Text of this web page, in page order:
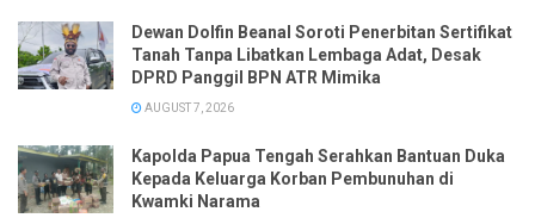
Dewan Dolfin Beanal Soroti Penerbitan Sertifikat
Tanah Tanpa Libatkan Lembaga Adat, Desak
DPRD Panggil BPN ATR Mimika
AUGUST 7, 2026
Kapolda Papua Tengah Serahkan Bantuan Duka
Kepada Keluarga Korban Pembunuhan di
Kwamki Narama